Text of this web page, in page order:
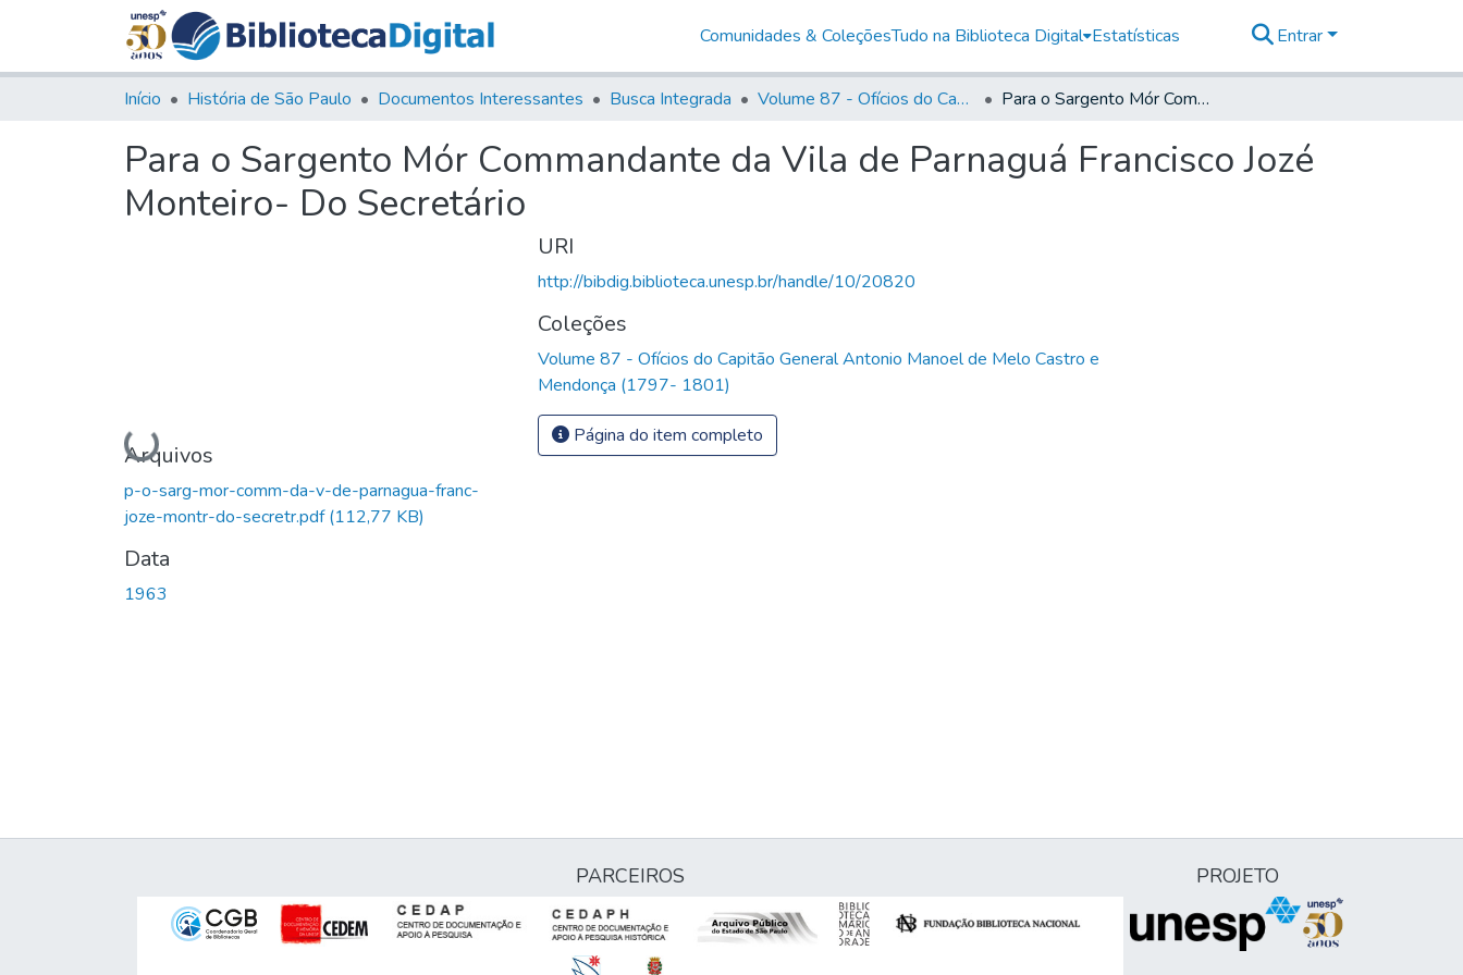
Comunidades & ColeçõesTudo na Biblioteca Digital Estatísticas Entrar
Início História de São Paulo Documentos Interessantes Busca Integrada Volume 87 - Ofícios do Capitão General Antonio Manoel de Melo Castro e Mendonça (1797- 1801) Para o Sargento Mór Commandante da Vila de Parnaguá Francisco Jozé Monteiro- Do Secretário
Para o Sargento Mór Commandante da Vila de Parnaguá Francisco Jozé
Monteiro- Do Secretário
Carregando...
Arquivos
p-o-sarg-mor-comm-da-v-de-parnagua-franc-
joze-montr-do-secretr.pdf(112,77 KB)
Data
1963
URI
http://bibdig.biblioteca.unesp.br/handle/10/20820
Coleções
Volume 87 - Ofícios do Capitão General Antonio Manoel de Melo Castro e
Mendonça (1797- 1801)
Página do item completo
PARCEIROS PROJETO